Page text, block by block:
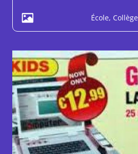
École, Collège